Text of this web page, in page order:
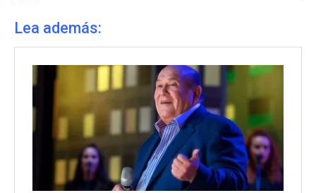
Lea además: